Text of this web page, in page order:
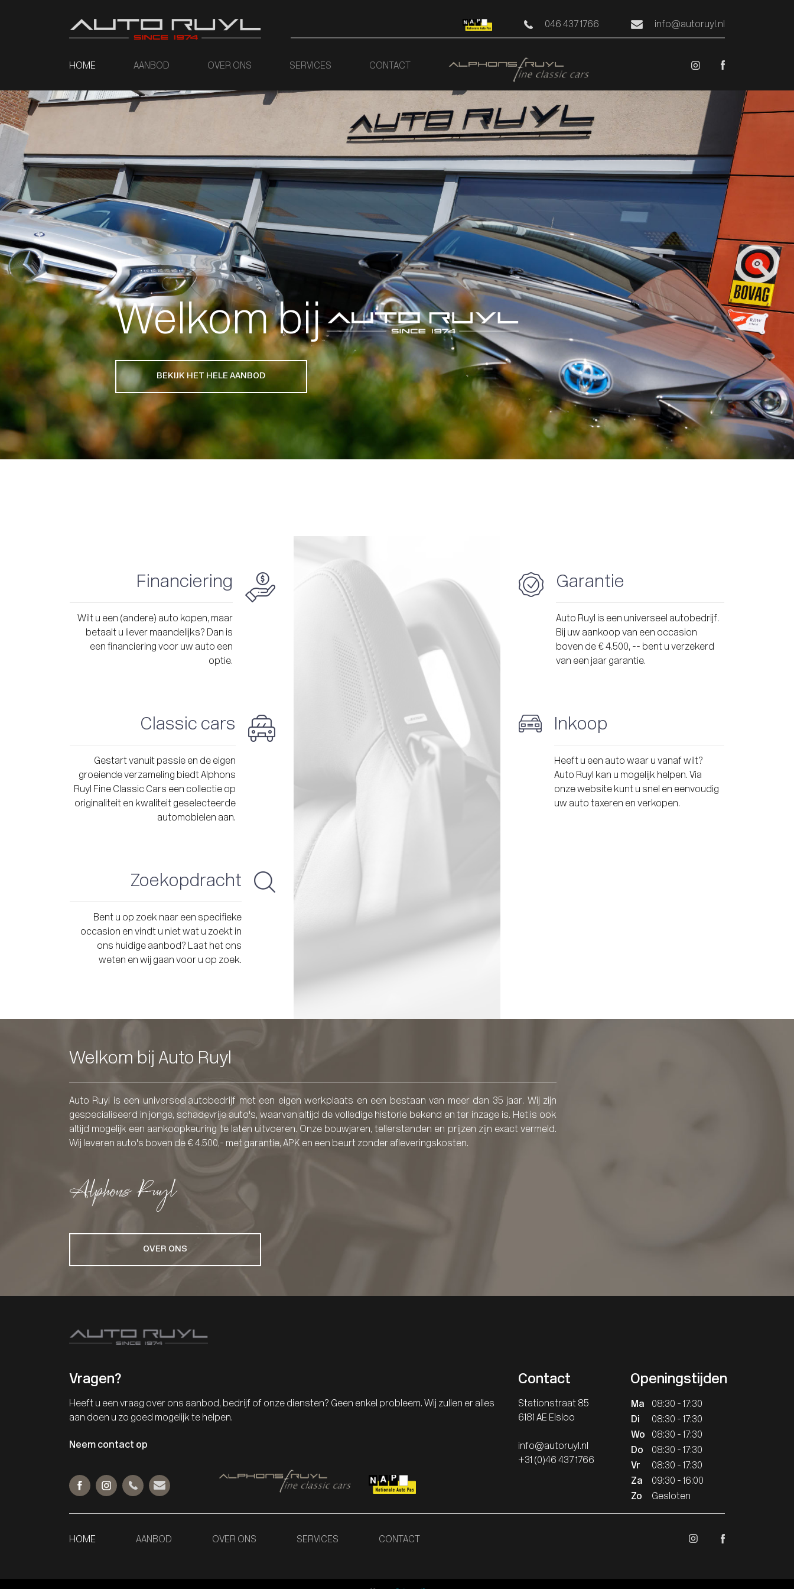
046 437 1766 info@autoruyl.nl
HOME AANBOD OVER ONS SERVICES CONTACT
Welkom bij
BEKIJK HET HELE AANBOD
Financiering
Wilt u een (andere) auto kopen, maar
betaalt u liever maandelijks? Dan is
een financiering voor uw auto een
optie.
Classic cars
Gestart vanuit passie en de eigen
groeiende verzameling biedt Alphons
Ruyl Fine Classic Cars een collectie op
originaliteit en kwaliteit geselecteerde
automobielen aan.
Zoekopdracht
Bent u op zoek naar een specifieke
occasion en vindt u niet wat u zoekt in
ons huidige aanbod? Laat het ons
weten en wij gaan voor u op zoek.
Garantie
Auto Ruyl is een universeel autobedrijf.
Bij uw aankoop van een occasion
boven de € 4.500, -- bent u verzekerd
van een jaar garantie.
Inkoop
Heeft u een auto waar u vanaf wilt?
Auto Ruyl kan u mogelijk helpen. Via
onze website kunt u snel en eenvoudig
uw auto taxeren en verkopen.
Welkom bij Auto Ruyl
Auto Ruyl is een universeel autobedrijf met een eigen werkplaats en een bestaan van meer dan 35 jaar. Wij zijn
gespecialiseerd in jonge, schadevrije auto's, waarvan altijd de volledige historie bekend en ter inzage is. Het is ook
altijd mogelijk een aankoopkeuring te laten uitvoeren. Onze bouwjaren, tellerstanden en prijzen zijn exact vermeld.
Wij leveren auto's boven de € 4.500,- met garantie, APK en een beurt zonder afleveringskosten.
OVER ONS
Vragen?
Heeft u een vraag over ons aanbod, bedrijf of onze diensten? Geen enkel probleem. Wij zullen er alles
aan doen u zo goed mogelijk te helpen.
Neem contact op
Contact
Stationstraat 85
6181 AE Elsloo
info@autoruyl.nl
+31 (0)46 437 1766
Openingstijden
Ma
08:30 - 17:30
Di
08:30 - 17:30
Wo
08:30 - 17:30
Do
08:30 - 17:30
Vr
08:30 - 17:30
Za
09:30 - 16:00
Zo
Gesloten
HOME AANBOD OVER ONS SERVICES CONTACT